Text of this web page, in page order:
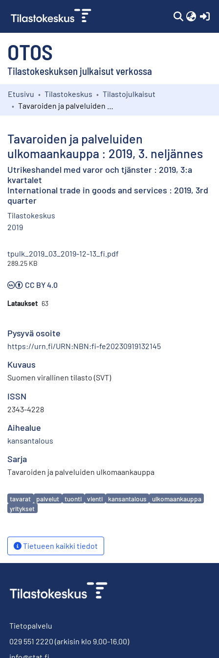
OTOS
Tilastokeskuksen julkaisut verkossa
Kokoelmat
Etusivu Tilastokeskus
Tilastojulkaisut
Tavaroiden ja palveluiden
ulkomaankauppa : 2019, 3. neljännes
Utrikeshandel med varor och tjänster : 2019, 3:a
kvartalet
International trade in goods and services : 2019, 3rd
quarter
Tilastokeskus
2019
tpulk_2019_03_2019-12-13_fi.pdf
289.25 KB
CC BY 4.0
Lataukset 63
Pysyvä osoite
https://urn.fi/URN:NBN:fi-fe20230919132145
Kuvaus
Suomen virallinen tilasto (SVT)
ISSN
2343-4228
Aihealue
kansantalous
Sarja
Tavaroiden ja palveluiden ulkomaankauppa
Avainsanat
tavarat palvelut tuonti vienti kansantalous
ulkomaankauppa
yritykset
Tietueen kaikki tiedot
Tietopalvelu
029 551 2220 (arkisin klo 9.00-16.00)